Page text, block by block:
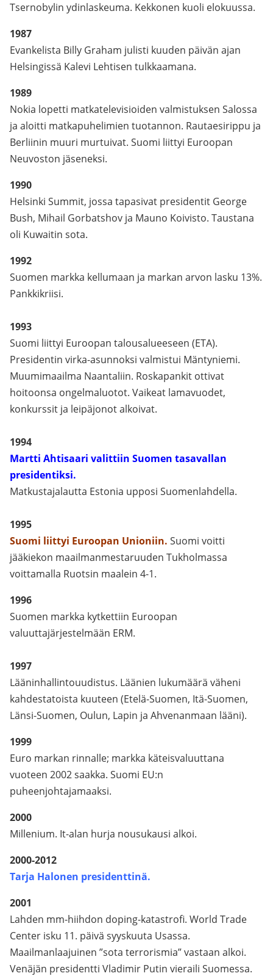
Tsernobylin ydinlaskeuma. Kekkonen kuoli elokuussa.
1987
Evankelista Billy Graham julisti kuuden päivän ajan
Helsingissä Kalevi Lehtisen tulkkaamana.
1989
Nokia lopetti matkatelevisioiden valmistuksen Salossa
ja aloitti matkapuhelimien tuotannon. Rautaesirippu ja
Berliinin muuri murtuivat. Suomi liittyi Euroopan
Neuvoston jäseneksi.
1990
Helsinki Summit, jossa tapasivat presidentit George
Bush, Mihail Gorbatshov ja Mauno Koivisto. Taustana
oli Kuwaitin sota.
1992
Suomen markka kellumaan ja markan arvon lasku 13%.
Pankkikriisi.
1993
Suomi liittyi Euroopan talousalueeseen (ETA).
Presidentin virka-asunnoksi valmistui Mäntyniemi.
Muumimaailma Naantaliin. Roskapankit ottivat
hoitoonsa ongelmaluotot. Vaikeat lamavuodet,
konkurssit ja leipäjonot alkoivat.
1994
Martti Ahtisaari valittiin Suomen tasavallan
presidentiksi.
Matkustajalautta Estonia upposi Suomenlahdella.
1995
Suomi liittyi Euroopan Unioniin. Suomi voitti
jääkiekon maailmanmestaruuden Tukholmassa
voittamalla Ruotsin maalein 4-1.
1996
Suomen markka kytkettiin Euroopan
valuuttajärjestelmään ERM.
1997
Lääninhallintouudistus. Läänien lukumäärä väheni
kahdestatoista kuuteen (Etelä-Suomen, Itä-Suomen,
Länsi-Suomen, Oulun, Lapin ja Ahvenanmaan lääni).
1999
Euro markan rinnalle; markka käteisvaluuttana
vuoteen 2002 saakka. Suomi EU:n
puheenjohtajamaaksi.
2000
Millenium. It-alan hurja nousukausi alkoi.
2000-2012
Tarja Halonen presidenttinä.
2001
Lahden mm-hiihdon doping-katastrofi. World Trade
Center isku 11. päivä syyskuuta Usassa.
Maailmanlaajuinen ”sota terrorismia” vastaan alkoi.
Venäjän presidentti Vladimir Putin vieraili Suomessa.